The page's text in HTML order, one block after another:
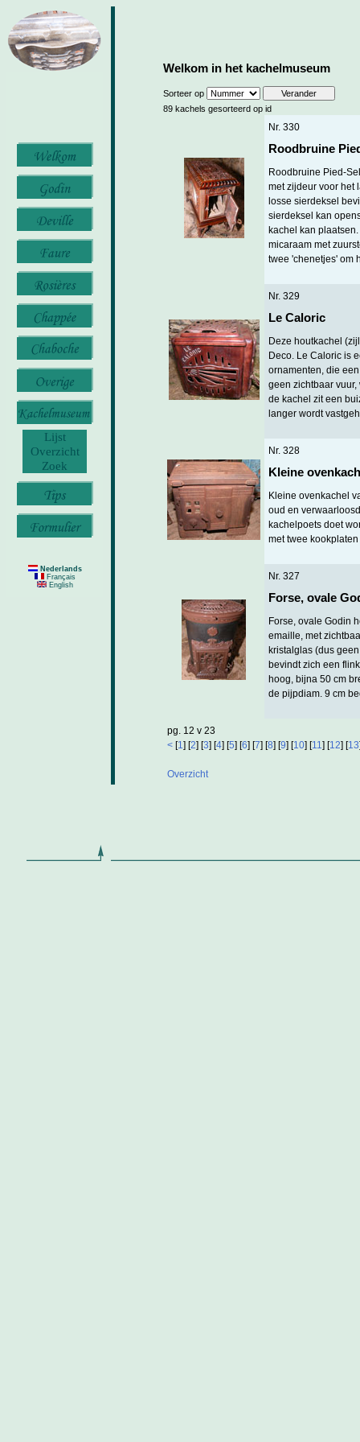
Lijst
Overzicht
Zoek
Nederlands
Français
English
Welkom in het kachelmuseum
Sorteer op
89 kachels gesorteerd op id
Nr. 330
Roodbruine
Roodbruine Pied-
met zijdeur voor het
losse sierdeksel
sierdeksel kan
kachel kan
micaraam met
twee 'chenetjes' om
Nr. 329
Le Caloric
Deze houtkachel
Deco. Le Caloric is
ornamenten, die
geen zichtbaar
de kachel zit een
langer wordt
Nr. 328
Kleine
Kleine ovenkachel
oud en
kachelpoets doet
met twee
Nr. 327
Forse, ovale
Forse, ovale Godin
emaille, met
kristalglas (dus
bevindt zich een
hoog, bijna 50 cm
de pijpdiam. 9 cm
pg. 12 v 23
< [1] [2] [3] [4] [5] [6] [7] [8] [9] [10] [11] [12] [13
Overzicht